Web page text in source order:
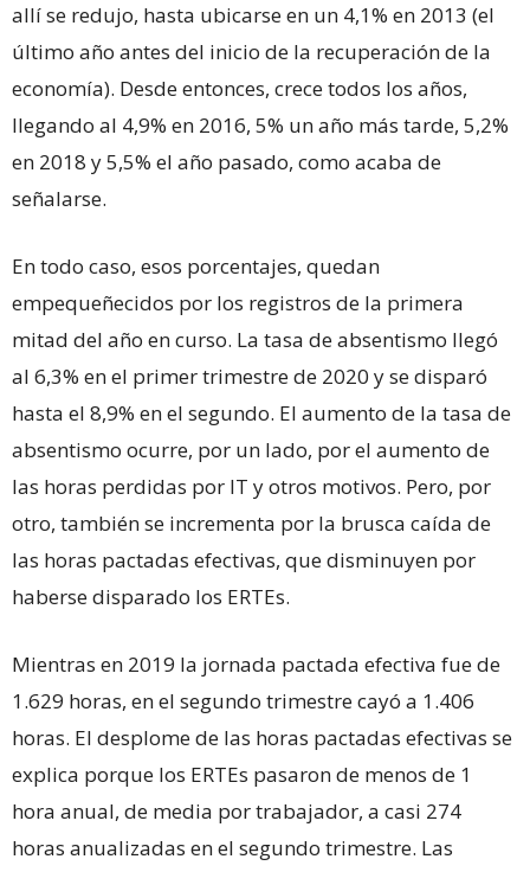
allí se redujo, hasta ubicarse en un 4,1% en 2013 (el
último año antes del inicio de la recuperación de la
economía). Desde entonces, crece todos los años,
llegando al 4,9% en 2016, 5% un año más tarde, 5,2%
en 2018 y 5,5% el año pasado, como acaba de
señalarse.
En todo caso, esos porcentajes, quedan
empequeñecidos por los registros de la primera
mitad del año en curso. La tasa de absentismo llegó
al 6,3% en el primer trimestre de 2020 y se disparó
hasta el 8,9% en el segundo. El aumento de la tasa de
absentismo ocurre, por un lado, por el aumento de
las horas perdidas por IT y otros motivos. Pero, por
otro, también se incrementa por la brusca caída de
las horas pactadas efectivas, que disminuyen por
haberse disparado los ERTEs.
Mientras en 2019 la jornada pactada efectiva fue de
1.629 horas, en el segundo trimestre cayó a 1.406
horas. El desplome de las horas pactadas efectivas se
explica porque los ERTEs pasaron de menos de 1
hora anual, de media por trabajador, a casi 274
horas anualizadas en el segundo trimestre. Las